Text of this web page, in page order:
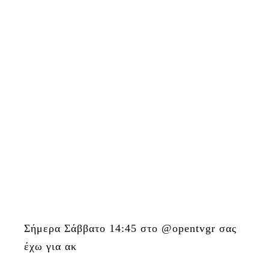
Σήμερα Σάββατο 14:45 στο @opentvgr σας
έχω για ακ